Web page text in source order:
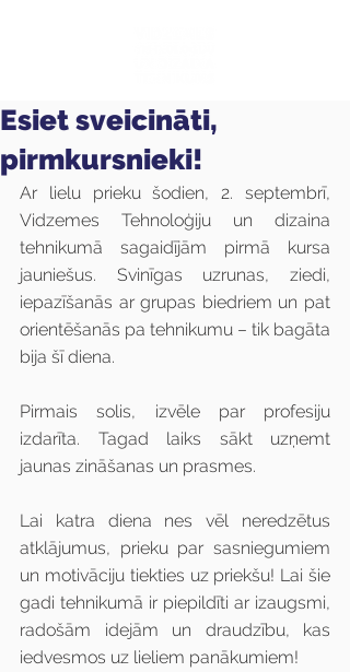
Esiet sveicināti,
pirmkursnieki!
Ar lielu prieku šodien, 2. septembrī,
Vidzemes Tehnoloģiju un dizaina
tehnikumā sagaidījām pirmā kursa
jauniešus. Svinīgas uzrunas, ziedi,
iepazīšanās ar grupas biedriem un pat
orientēšanās pa tehnikumu – tik bagāta
bija šī diena.
Pirmais solis, izvēle par profesiju
izdarīta. Tagad laiks sākt uzņemt
jaunas zināšanas un prasmes.
Lai katra diena nes vēl neredzētus
atklājumus, prieku par sasniegumiem
un motivāciju tiekties uz priekšu! Lai šie
gadi tehnikumā ir piepildīti ar izaugsmi,
radošām idejām un draudzību, kas
iedvesmos uz lieliem panākumiem!